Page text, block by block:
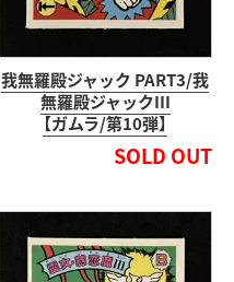
我無羅殿ジャック PART3/我
無羅殿ジャックIII
【ガムラ/第10弾】
SOLD OUT